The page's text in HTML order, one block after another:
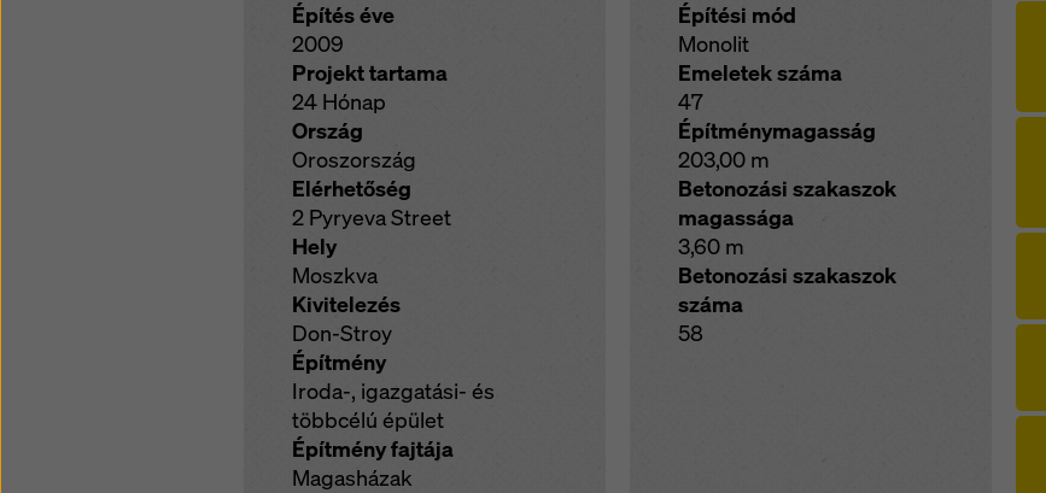
Építés éve
2009
Projekt tartama
24 Hónap
Ország
Oroszország
Elérhetőség
2 Pyryeva Street
Hely
Moszkva
Kivitelezés
Don-Stroy
Építmény
Iroda-, igazgatási- és
többcélú épület
Építmény fajtája
Magasházak
Építési mód
Monolit
Emeletek száma
47
Építménymagasság
203,00 m
Betonozási szakaszok
magassága
3,60 m
Betonozási szakaszok
száma
58